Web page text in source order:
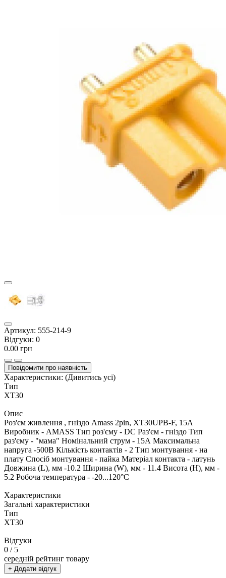
Артикул: 555-214-9
Відгуки: 0
0.00 грн
Повідомити про наявність
Характеристики: (Дивитись усі)
Тип
XT30
Опис
Роз'єм живлення , гніздо Amass 2pin, XT30UPB-F, 15A
Виробник - AMASS Тип роз'єму - DC Раз'єм - гніздо Тип
раз'єму - "мама" Номінальний струм - 15А Максимальна
напруга -500В Кількість контактів - 2 Тип монтування - на
плату Спосіб монтування - пайка Матеріал контакта - латунь
Довжина (L), мм -10.2 Ширина (W), мм - 11.4 Висота (H), мм -
5.2 Робоча температура - -20...120°C
Характеристики
Загальні характеристики
Тип
XT30
Відгуки
0 / 5
середній рейтинг товару
+ Додати відгук